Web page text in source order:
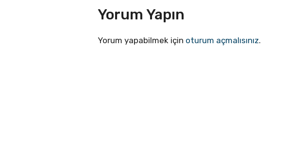
Yorum Yapın
Yorum yapabilmek için oturum açmalısınız.